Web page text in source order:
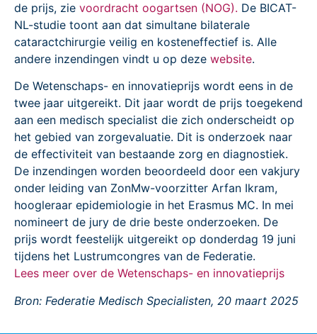
de prijs, zie voordracht oogartsen (NOG). De BICAT-
NL-studie toont aan dat simultane bilaterale
cataractchirurgie veilig en kosteneffectief is. Alle
andere inzendingen vindt u op deze website.
De Wetenschaps- en innovatieprijs wordt eens in de
twee jaar uitgereikt. Dit jaar wordt de prijs toegekend
aan een medisch specialist die zich onderscheidt op
het gebied van zorgevaluatie. Dit is onderzoek naar
de effectiviteit van bestaande zorg en diagnostiek.
De inzendingen worden beoordeeld door een vakjury
onder leiding van ZonMw-voorzitter Arfan Ikram,
hoogleraar epidemiologie in het Erasmus MC. In mei
nomineert de jury de drie beste onderzoeken. De
prijs wordt feestelijk uitgereikt op donderdag 19 juni
tijdens het Lustrumcongres van de Federatie.
Lees meer over de Wetenschaps- en innovatieprijs
Bron: Federatie Medisch Specialisten, 20 maart 2025